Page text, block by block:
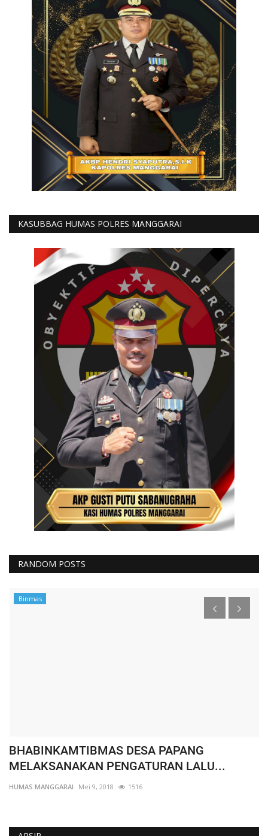
KASUBBAG HUMAS POLRES MANGGARAI
RANDOM POSTS
Binmas
BHABINKAMTIBMAS DESA PAPANG
MELAKSANAKAN PENGATURAN LALU...
HUMAS MANGGARAI Mei 9, 2018 1516